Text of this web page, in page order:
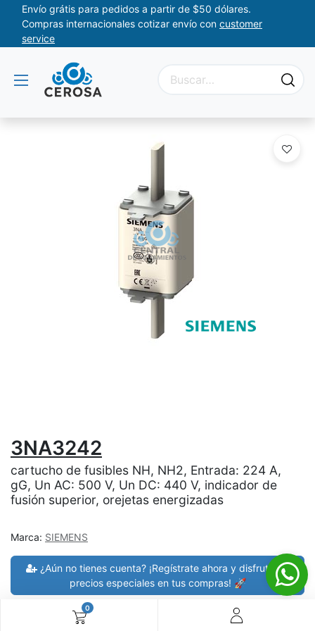
0
Envío grátis para pedidos a partir de $50 dólares.
Compras internacionales cotizar envío con customer
service
3NA3242
cartucho de fusibles NH, NH2, Entrada: 224 A,
gG, Un AC: 500 V, Un DC: 440 V, indicador de
fusión superior, orejetas energizadas
Marca: SIEMENS
¿Aún no tienes cuenta? ¡Regístrate ahora y disfruta de
precios especiales en tus compras! 🚀
30 días de devolución